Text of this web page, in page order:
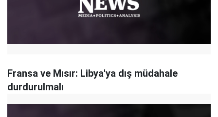
Fransa ve Mısır: Libya'ya dış müdahale
durdurulmalı